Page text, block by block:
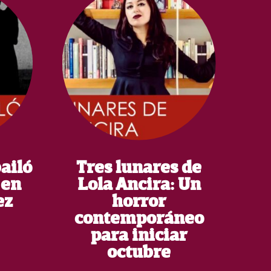
Tres lunares de
Lola Ancira: Un
horror
contemporáneo
para iniciar
octubre